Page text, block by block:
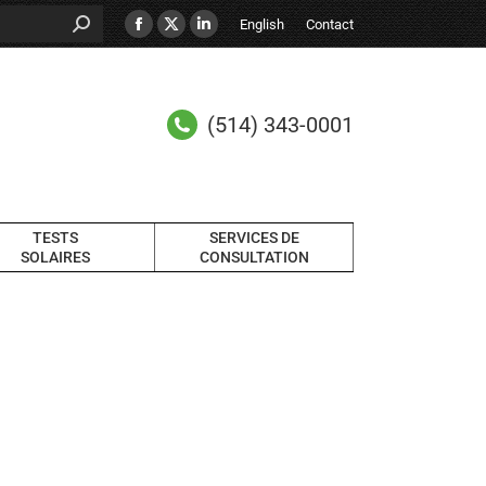
English Contact
(514) 343-0001
TESTS
SOLAIRES
SERVICES DE
CONSULTATION